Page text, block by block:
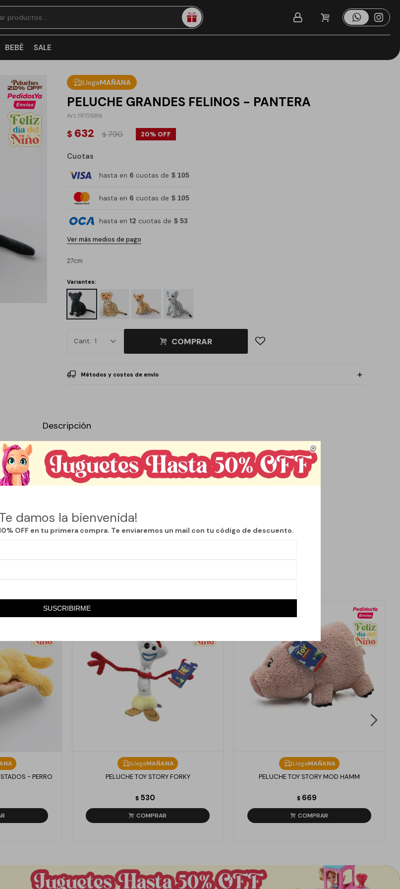

damos la bienvenida!
OFF en tu primera compra. Te enviaremos un mail con tu código de descuento.
SUSCRIBIRME
BEBÉ SALE
LlegaMAÑANA
PELUCHE GRANDES FELINOS - PANTERA
19728Blk
$ 632 $790 20
Cuotas
hasta en 6 cuotas de $ 105
hasta en 6 cuotas de $ 105
hasta en 12 cuotas de $ 53
Ver más medios de pago
27cm
Variantes:
1 COMPRAR
Métodos y costos de envío
Descripción
ideal para quienes buscan un peluche que brinde confort y compañía. Su
en un regalo perfecto para niños y adultos, ideal para ocasiones
lo hace adecuado para ser parte de la decoración de una habitación infantil o
- PERRO
LlegaMAÑANA
PELUCHE TOY STORY FORKY
$ 530
LlegaMAÑANA
PELUCHE TOY STORY MOD HAMM
$ 669